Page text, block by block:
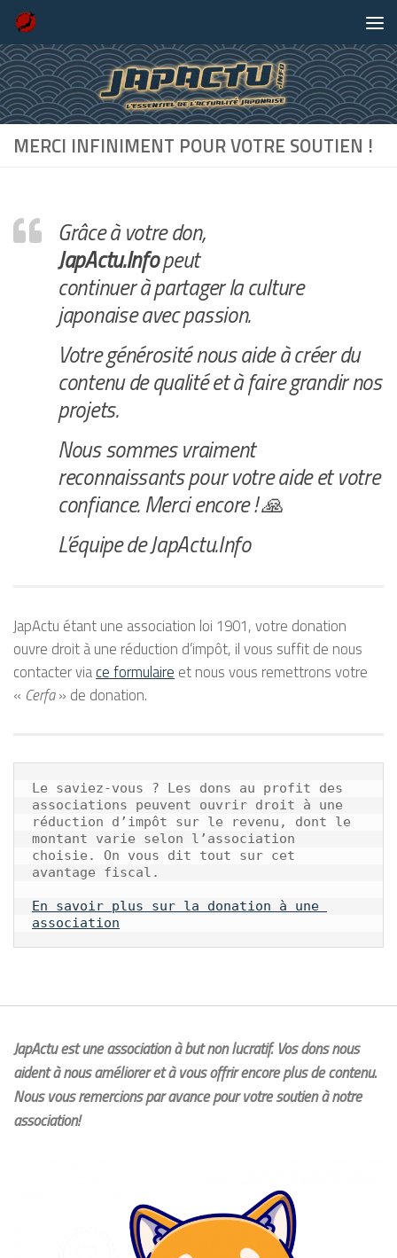
Skip to content
MERCI INFINIMENT POUR VOTRE SOUTIEN !
Grâce à votre don,
JapActu.Infopeut
continuer à partager la culture
japonaise avec passion.
Votre générosité nous aide à créer du
contenu de qualité et à faire grandir nos
projets.
Nous sommes vraiment
reconnaissants pour votre aide et votre
confiance. Merci encore ! 🙏
L’équipe de JapActu.Info
JapActu étant une association loi 1901, votre donation
ouvre droit à une réduction d’impôt, il vous suffit de nous
contacter via ce formulaire et nous vous remettrons votre
« Cerfa» de donation.
Le saviez-vous ? Les dons au profit des
associations peuvent ouvrir droit à une
réduction d’impôt sur le revenu, dont le
montant varie selon l’association
choisie. On vous dit tout sur cet
avantage fiscal.
En savoir plus sur la donation à une
association
JapActu est une association à but non lucratif. Vos dons nous
aident à nous améliorer et à vous offrir encore plus de contenu.
Nous vous remercions par avance pour votre soutien à notre
association!